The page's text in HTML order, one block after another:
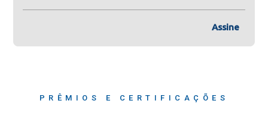
Assine
PRÊMIOS E CERTIFICAÇÕES